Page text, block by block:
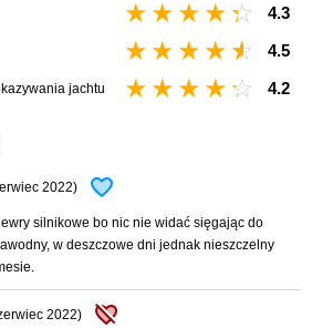
4.3
4.5
jachtu 4.2
2022)
silnikowe bo nic nie widać sięgając do
w deszczowe dni jednak nieszczelny
2022)